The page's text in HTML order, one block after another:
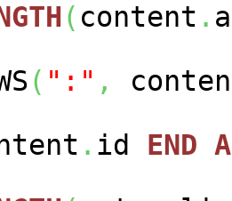
( content .
( ":" ,
. id END